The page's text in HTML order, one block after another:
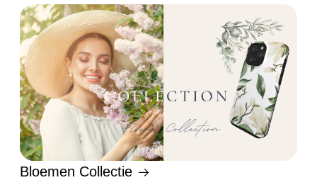
Bloemen Collectie